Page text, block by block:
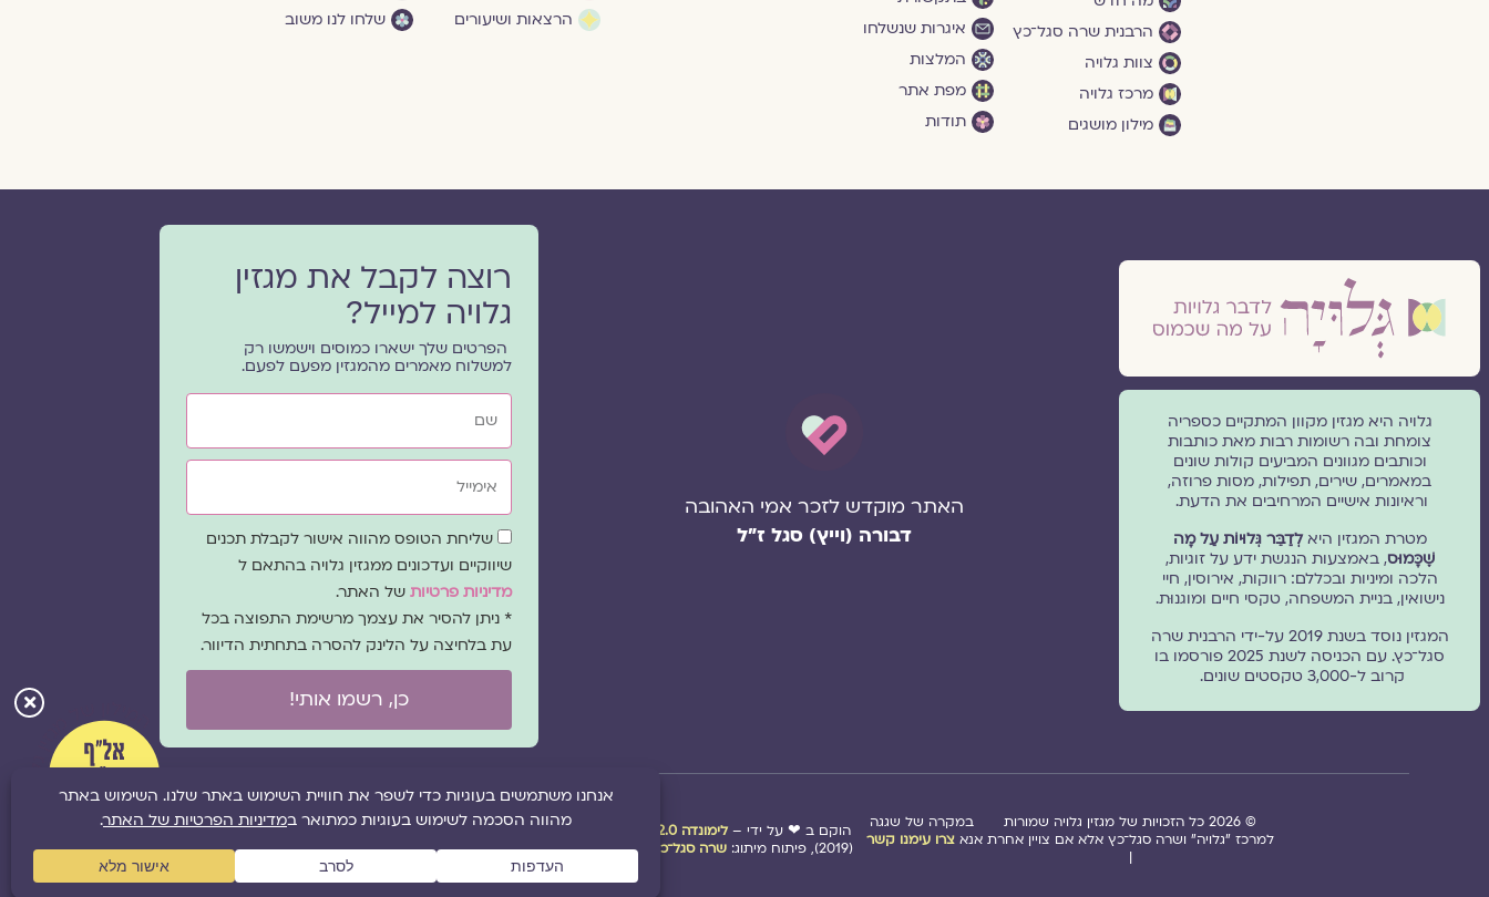
הרבנית שרה סגל־כץ
צוות גלויה
מרכז גלויה
מילון מושגים
איגרות שנשלחו
המלצות
מפת אתר
תודות
הרצאות ושיעורים
שלחו לנו משוב
גלויה היא מגזין מקוון המתקיים כספריה
צומחת ובה רשומות רבות מאת כותבות
וכותבים מגוונים המביעים קולות שונים
במאמרים, שירים, תפילות, מסות פרוזה,
וראיונות אישיים המרחיבים את הדעת.
מטרת המגזין היאלְדַבֵּר גְּלוּיוֹת עַל מָה
שֶׁכָּמוּס, באמצעות הנגשת ידע על זוגיות,
הלכה ומיניות ובכללם: רווקות, אירוסין, חיי
נישואין, בניית המשפחה, טקסי חיים ומוגנוּת.
המגזין נוסד בשנת 2019 על-ידי הרבנית שרה
סגל־כץ. עם הכניסה לשנת 2025 פורסמו בו
קרוב ל-3,000 טקסטים שונים.
האתר מוקדש לזכר אמי האהובה
דבורה (וייץ) סגל ז"ל
רוצה לקבל את מגזין
גלויה למייל?
הפרטים שלך ישארו כמוסים וישמשו רק
למשלוח מאמרים מהמגזין מפעם לפעם.
שם
אימייל
שדה
הסכמה
שליחת הטופס מהווה אישור לקבלת תכנים
שיווקיים ועדכונים ממגזין גלויה בהתאם ל
מדיניות פרטיות של האתר.
* ניתן להסיר את עצמך מרשימת התפוצה בכל
עת בלחיצה על הלינק להסרה בתחתית הדיוור.
כן, רשמו אותי!
© 2026 כל הזכויות של מגזין גלויה שמורות
למרכז "גלויה" ושרה סגל־כץ אלא אם צויין אחרת
|
במקרה של שגגה
אנאצרו עימנו קשר הוקם ב ❤ על ידי – לימונדה 2.0
סטודיו נופר דסקל
(2019), פיתוח מיתוג:
שרה סגל־כץ לימונדה 2.0 (2020-2026) מפת אתר|תקנון אתר|מדיניות פרטיות|
משבו אותנו